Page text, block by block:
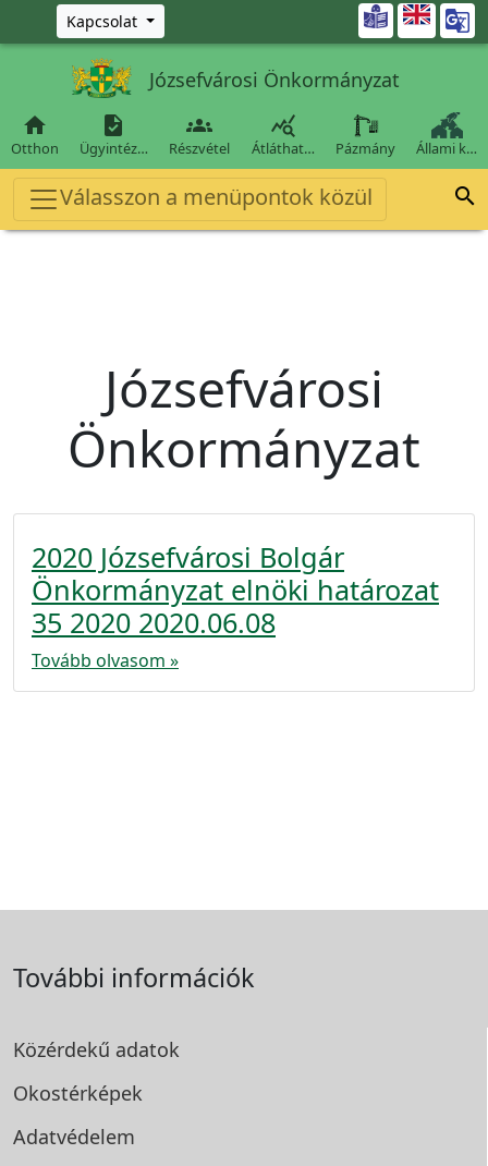
Ugrás a fő tartalomra
Kapcsolat 
Józsefvárosi Önkormányzat

Otthon

Ügyintéz…

Részvétel

Átláthat… Pázmány Állami k…
Válasszon a menüpontok közül 
Józsefvárosi
Önkormányzat
2020 Józsefvárosi Bolgár
Önkormányzat elnöki határozat
35 2020 2020.06.08
Tovább olvasom »
További információk
Közérdekű adatok
Okostérképek
Adatvédelem